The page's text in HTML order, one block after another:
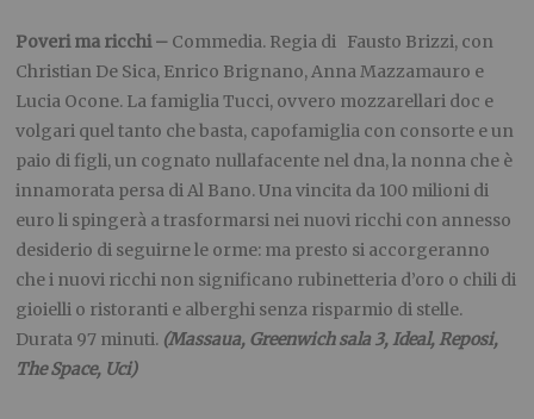
Poveri ma ricchi – Commedia. Regia di Fausto Brizzi, con
Christian De Sica, Enrico Brignano, Anna Mazzamauro e
Lucia Ocone. La famiglia Tucci, ovvero mozzarellari doc e
volgari quel tanto che basta, capofamiglia con consorte e un
paio di figli, un cognato nullafacente nel dna, la nonna che è
innamorata persa di Al Bano. Una vincita da 100 milioni di
euro li spingerà a trasformarsi nei nuovi ricchi con annesso
desiderio di seguirne le orme: ma presto si accorgeranno
che i nuovi ricchi non significano rubinetteria d’oro o chili di
gioielli o ristoranti e alberghi senza risparmio di stelle.
Durata 97 minuti. (Massaua, Greenwich sala 3, Ideal, Reposi,
The Space, Uci)